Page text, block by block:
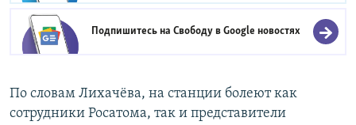
Подпишитесь на Свободу вGoogle новостях
По словам Лихачёва, на станции болеют как
сотрудники Росатома, так и представители